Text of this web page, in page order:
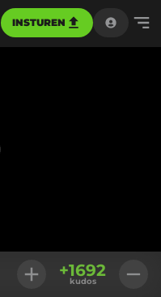
INSTUREN
+1692
kudos